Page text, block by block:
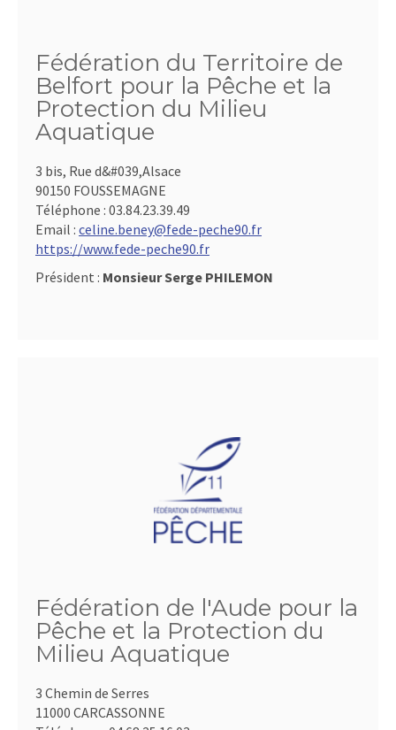
Fédération du Territoire de
Belfort pour la Pêche et la
Protection du Milieu
Aquatique
3 bis, Rue d&#039,Alsace
90150 FOUSSEMAGNE
Téléphone : 03.84.23.39.49
Email : celine.beney@fede-peche90.fr
https://www.fede-peche90.fr
Président : Monsieur Serge PHILEMON
Fédération de l'Aude pour la
Pêche et la Protection du
Milieu Aquatique
3 Chemin de Serres
11000 CARCASSONNE